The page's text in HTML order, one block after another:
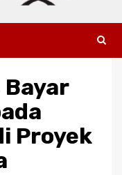
Bayar
Proyek